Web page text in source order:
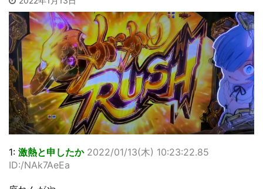
1: 激熱と申したか 2022/01/13(木) 10:23:22.85
ID:/NAk7AeEa